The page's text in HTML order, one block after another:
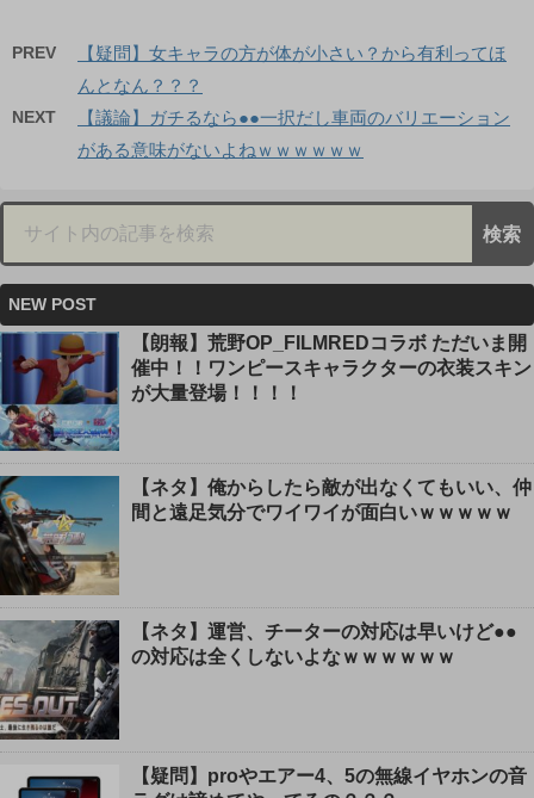
PREV
【疑問】女キャラの方が体が小さい？から有利ってほ
んとなん？？？
NEXT
【議論】ガチるなら●●一択だし車両のバリエーション
がある意味がないよねｗｗｗｗｗｗ
NEW POST
【朗報】荒野OP_FILMREDコラボ ただいま開
催中！！ワンピースキャラクターの衣装スキン
が大量登場！！！！
【ネタ】俺からしたら敵が出なくてもいい、仲
間と遠足気分でワイワイが面白いｗｗｗｗｗ
【ネタ】運営、チーターの対応は早いけど●●
の対応は全くしないよなｗｗｗｗｗｗ
【疑問】proやエアー4、5の無線イヤホンの音